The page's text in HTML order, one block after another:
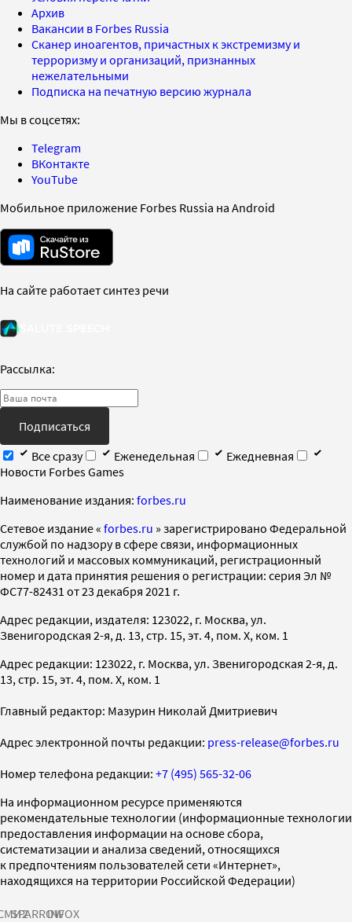
Архив
Вакансии в Forbes Russia
Сканер иноагентов, причастных к экстремизму и
терроризму и организаций, признанных
нежелательными
Подписка на печатную версию журнала
Мы в соцсетях:
Telegram
ВКонтакте
YouTube
Мобильное приложение Forbes Russia на Android
На сайте работает синтез речи
Рассылка:
Подписаться
Все сразу
Еженедельная
Ежедневная
Новости Forbes Games
Наименование издания: forbes.ru
Cетевое издание « forbes.ru » зарегистрировано Федеральной
службой по надзору в сфере связи, информационных
технологий и массовых коммуникаций, регистрационный
номер и дата принятия решения о регистрации: серия Эл №
ФС77-82431 от 23 декабря 2021 г.
Адрес редакции, издателя: 123022, г. Москва, ул.
Звенигородская 2-я, д. 13, стр. 15, эт. 4, пом. X, ком. 1
Адрес редакции: 123022, г. Москва, ул. Звенигородская 2-я, д.
13, стр. 15, эт. 4, пом. X, ком. 1
Главный редактор: Мазурин Николай Дмитриевич
Адрес электронной почты редакции: press-release@forbes.ru
Номер телефона редакции: +7 (495) 565-32-06
На информационном ресурсе применяются
рекомендательные технологии (информационные технологии
предоставления информации на основе сбора,
систематизации и анализа сведений, относящихся
к предпочтениям пользователей сети «Интернет»,
находящихся на территории Российской Федерации)
SPARROWINFOX